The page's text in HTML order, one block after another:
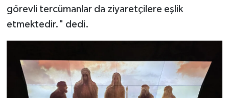
görevli tercümanlar da ziyaretçilere eşlik
etmektedir." dedi.
Mersin Müftülüğü
Muğla Müftülüğü
Muş Müftülüğü